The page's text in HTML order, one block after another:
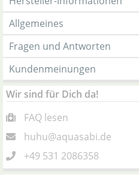
Allgemeines
Fragen und Antworten
Kundenmeinungen
Wir sind für Dich da!
FAQ lesen
huhu@aquasabi.de
+49 531 2086358